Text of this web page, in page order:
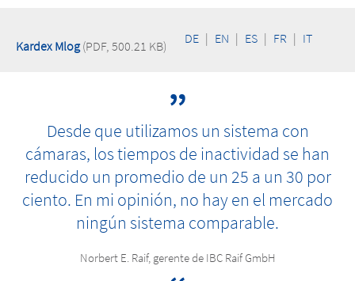
Kardex Mlog(PDF, 500.21 KB) DE | EN | ES | FR | IT
Desde que utilizamos un sistema con
cámaras, los tiempos de inactividad se han
reducido un promedio de un 25 a un 30 por
ciento. En mi opinión, no hay en el mercado
ningún sistema comparable.
Norbert E. Raif, gerente de IBC Raif GmbH